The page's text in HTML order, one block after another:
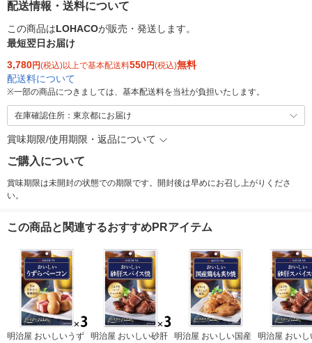
配送情報・送料について
この商品はLOHACOが販売・発送します。
最短翌日お届け
3,780円(税込)以上で基本配送料550円(税込)無料
配送料について
※一部の商品につきましては、基本配送料を当社が負担いたします。
在庫確認住所：東京都にお届け
賞味期限/使用期限・返品について
ご購入について
賞味期限は未開封の状態での期限です。開封後は早めにお召し上がりくださ
い。
この商品と関連するおすすめPRアイテム
明治屋 おいしいうず
明治屋 おいしい砂肝
明治屋 おいしい国産
明治屋 おいし